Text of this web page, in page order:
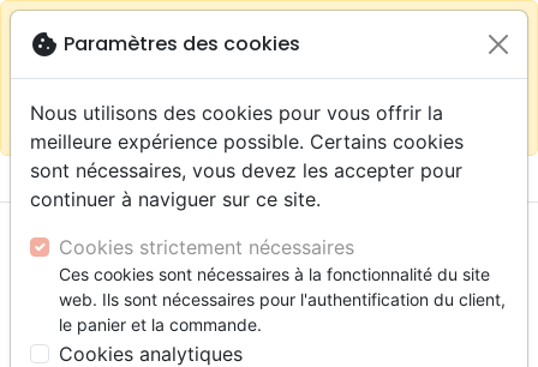
Continuer sur le site France close
warningSelon votre
localisation (États-
sur la boutique La Maison de la Bible Suisse
menu shopping_cart
cookie Paramètres des cookies
Nous utilisons des cookies pour vous offrir la
meilleure expérience possible. Certains cookies
sont nécessaires, vous devez les accepter pour
continuer à naviguer sur ce site.
Cookies strictement nécessaires
Ces cookies sont nécessaires à la fonctionnalité du site
web. Ils sont nécessaires pour l'authentification du client,
le panier et la commande.
Cookies analytiques